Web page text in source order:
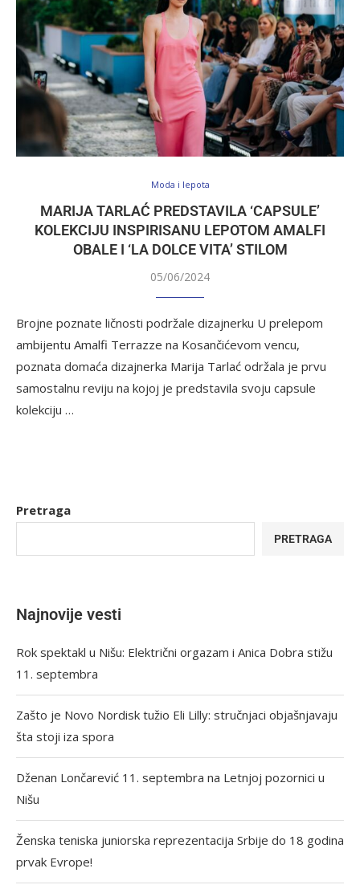
Moda i lepota
MARIJA TARLAĆ PREDSTAVILA ‘CAPSULE’
KOLEKCIJU INSPIRISANU LEPOTOM AMALFI
OBALE I ‘LA DOLCE VITA’ STILOM
05/06/2024
Brojne poznate ličnosti podržale dizajnerku U prelepom
ambijentu Amalfi Terrazze na Kosančićevom vencu,
poznata domaća dizajnerka Marija Tarlać održala je prvu
samostalnu reviju na kojoj je predstavila svoju capsule
kolekciju …
Pretraga
PRETRAGA
Najnovije vesti
Rok spektakl u Nišu: Električni orgazam i Anica Dobra stižu
11. septembra
Zašto je Novo Nordisk tužio Eli Lilly: stručnjaci objašnjavaju
šta stoji iza spora
Dženan Lončarević 11. septembra na Letnjoj pozornici u
Nišu
Ženska teniska juniorska reprezentacija Srbije do 18 godina
prvak Evrope!